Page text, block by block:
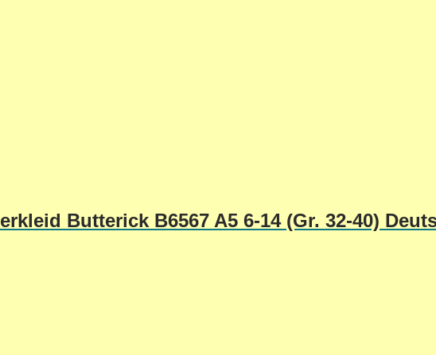
Butterick B6567 A5 6-14 (Gr. 32-40)